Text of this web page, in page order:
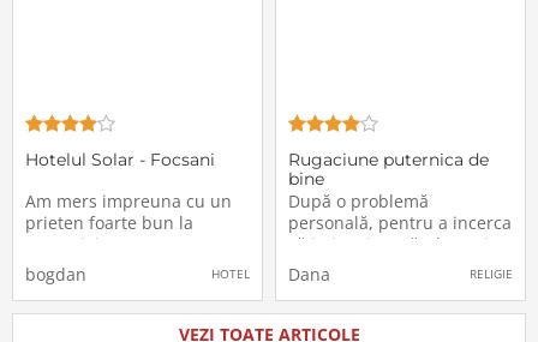
Hotelul Solar - Focsani
Am mers impreuna cu un
prieten foarte bun la
Focsani, in Vrancea, pentru
ca am auzit de la multa
lume ca Focsani este
cunoscut ca fiind unul din
principalii producatori de
bogdan HOTEL
Rugaciune puternica de
bine
După o problemă
personală, pentru a incerca
să imi revin, avănd nevoie
de fortă, am căutat prin
cuvintele Domnului ajutor.
Am găsit această
rugăciune, care este o
Dana RELIGIE
VEZI TOATE ARTICOLE